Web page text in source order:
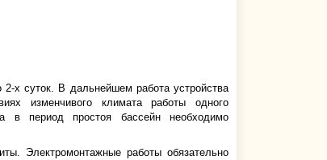
2-х суток. В дальнейшем работа устройства
изменчивого климата работы одного
в период простоя бассейн необходимо
Электромонтажные работы обязательно